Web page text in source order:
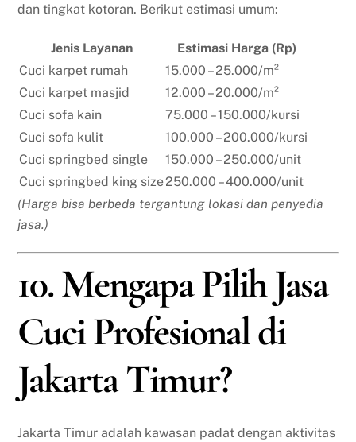
dan tingkat kotoran. Berikut estimasi umum:
Jenis Layanan
Estimasi Harga (Rp)
Cuci karpet rumah
15.000 – 25.000/m²
Cuci karpet masjid
12.000 – 20.000/m²
Cuci sofa kain
75.000 – 150.000/kursi
Cuci sofa kulit
100.000 – 200.000/kursi
Cuci springbed single
150.000 – 250.000/unit
Cuci springbed king size250.000 – 400.000/unit
(Harga bisa berbeda tergantung lokasi dan penyedia
jasa.)
10. Mengapa Pilih Jasa
Cuci Profesional di
Jakarta Timur?
Jakarta Timur adalah kawasan padat dengan aktivitas